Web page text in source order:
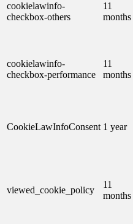
cookielawinfo-
checkbox-others
11
months
cookielawinfo-
checkbox-performance
11
months
CookieLawInfoConsent 1 year
viewed_cookie_policy
11
months